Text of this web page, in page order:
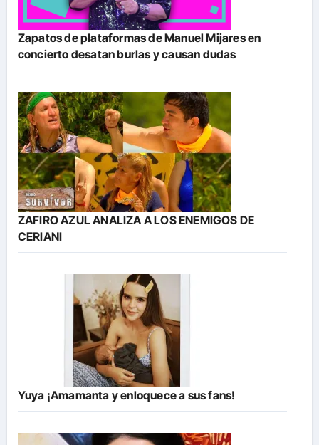
Zapatos de plataformas de Manuel Mijares en
concierto desatan burlas y causan dudas
ZAFIRO AZUL ANALIZA A LOS ENEMIGOS DE
CERIANI
Yuya ¡Amamanta y enloquece a sus fans!